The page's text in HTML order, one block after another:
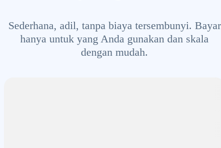
Sederhana, adil, tanpa biaya tersembunyi. Bayar
hanya untuk yang Anda gunakan dan skala
dengan mudah.